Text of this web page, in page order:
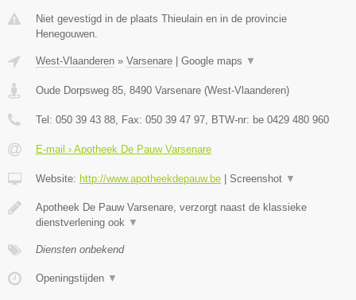
Niet gevestigd in de plaats Thieulain en in de provincie
Henegouwen.
West-Vlaanderen » Varsenare Google maps ▼
Oude Dorpsweg 85 8490 Varsenare (West-Vlaanderen)
Tel: 050 39 43 88 , Fax: 050 39 47 97 , BTW-nr: be 0429 480 960
E-mail › Apotheek De Pauw Varsenare
Website: http://www.apotheekdepauw.be Screenshot ▼
Apotheek De Pauw Varsenare, verzorgt naast de klassieke
dienstverlening ook ▼
Diensten onbekend
Openingstijden ▼